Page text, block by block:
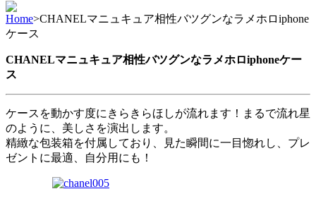
Home>CHANELマニュキュア相性バツグンなラメホロiphone
ケース
CHANELマニュキュア相性バツグンなラメホロiphoneケー
ス
ケースを動かす度にきらきらほしが流れます！まるで流れ星
のように、美しさを演出します。
精緻な包装箱を付属しており、見た瞬間に一目惚れし、プレ
ゼントに最適、自分用にも！